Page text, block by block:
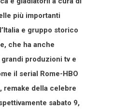
più importanti
e gruppo storico
che ha anche
produzioni tv e
il serial Rome-HBO
remake della celebre
sabato 9,